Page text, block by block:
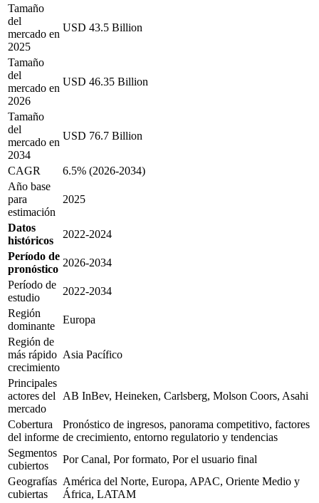
Tamaño
del
mercado en
2025
USD 43.5 Billion
Tamaño
del
mercado en
2026
USD 46.35 Billion
Tamaño
del
mercado en
2034
USD 76.7 Billion
CAGR
6.5% (2026-2034)
Año base
para
estimación
2025
Datos
históricos
2022-2024
Período de
pronóstico
2026-2034
Período de
estudio
2022-2034
Región
dominante
Europa
Región de
más rápido
crecimiento
Asia Pacífico
Principales
actores del
mercado
AB InBev, Heineken, Carlsberg, Molson Coors, Asahi
Cobertura
del informe
Pronóstico de ingresos, panorama competitivo, factores
de crecimiento, entorno regulatorio y tendencias
Segmentos
cubiertos
Por Canal, Por formato, Por el usuario final
Geografías
cubiertas
América del Norte, Europa, APAC, Oriente Medio y
África, LATAM